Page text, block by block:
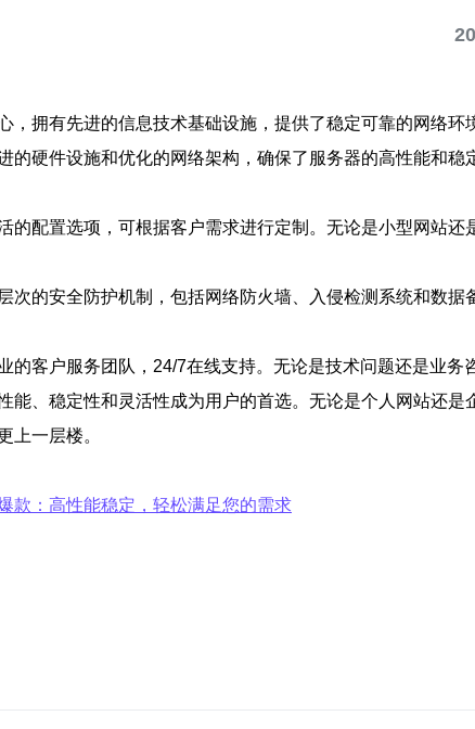
，拥有先进的信息技术基础设施，提供了稳定可靠的网络
的硬件设施和优化的网络架构，确保了服务器的高性能和
的配置选项，可根据客户需求进行定制。无论是小型网站
次的安全防护机制，包括网络防火墙、入侵检测系统和数
的客户服务团队，24/7在线支持。无论是技术问题还是业
能、稳定性和灵活性成为用户的首选。无论是个人网站还
上一层楼。
款：高性能稳定，轻松满足您的需求